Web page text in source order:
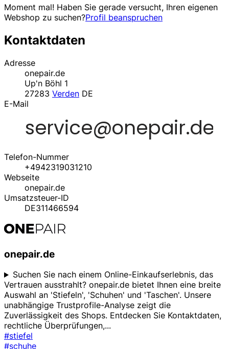
Moment mal! Haben Sie gerade versucht, Ihren eigenen
Webshop zu suchen?Profil beanspruchen
Kontaktdaten
Adresse
onepair.de
Up'n Böhl 1
27283 Verden DE
E-Mail
Telefon-Nummer
+4942319031210
Webseite
onepair.de
Umsatzsteuer-ID
DE311466594
onepair.de
Suchen Sie nach einem Online-Einkaufserlebnis, das
Vertrauen ausstrahlt? onepair.de bietet Ihnen eine breite
Auswahl an 'Stiefeln', 'Schuhen' und 'Taschen'. Unsere
unabhängige Trustprofile-Analyse zeigt die
Zuverlässigkeit des Shops. Entdecken Sie Kontaktdaten,
rechtliche Überprüfungen,...
#stiefel
#schuhe